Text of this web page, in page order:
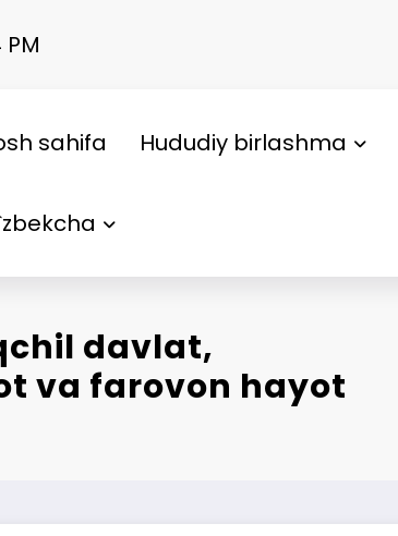
PM
sahifa Hududiy birlashma
davlat,
va farovon hayot